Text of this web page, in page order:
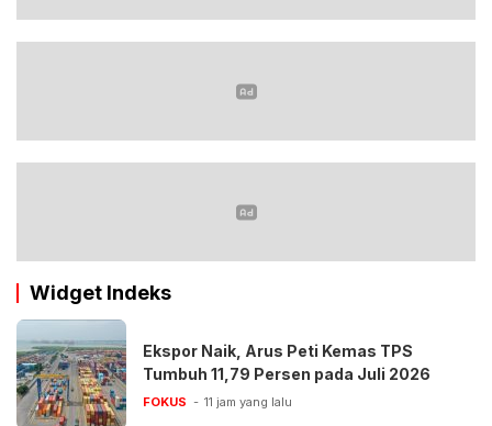
Widget Indeks
Ekspor Naik, Arus Peti Kemas TPS
Tumbuh 11,79 Persen pada Juli 2026
FOKUS 11 jam yang lalu